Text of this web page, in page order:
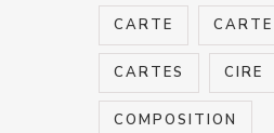
CARTE
CARTES CIRE
COMPOSITION